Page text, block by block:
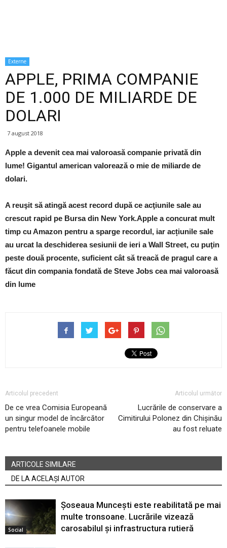
Externe
APPLE, PRIMA COMPANIE
DE 1.000 DE MILIARDE DE
DOLARI
7 august 2018
Apple a devenit cea mai valoroasă companie privată din
lume! Gigantul american valorează o mie de miliarde de
dolari.
A reuşit să atingă acest record după ce acţiunile sale au
crescut rapid pe Bursa din New York.Apple a concurat mult
timp cu Amazon pentru a sparge recordul, iar acțiunile sale
au urcat la deschiderea sesiunii de ieri a Wall Street, cu puţin
peste două procente, suficient cât să treacă de pragul care a
făcut din compania fondată de Steve Jobs cea mai valoroasă
din lume
Articolul precedent
De ce vrea Comisia Europeană
un singur model de încărcător
pentru telefoanele mobile
Articolul următor
Lucrările de conservare a
Cimitirului Polonez din Chişinău
au fost reluate
ARTICOLE SIMILARE
DE LA ACELAȘI AUTOR
Social
Șoseaua Muncești este reabilitată pe mai
multe tronsoane. Lucrările vizează
carosabilul și infrastructura rutieră